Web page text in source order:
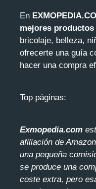
En
mejores productos
bricolaje, belleza,
ofrecerte una guía
hacer una compra
Top páginas:
Exmopedia.com
afiliación de
una pequeña
se produce una
coste extra, pero